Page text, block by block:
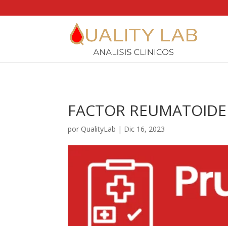
FACTOR
por QualityLab | Dic 16, 2023